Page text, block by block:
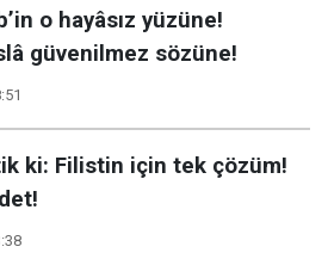
o hayâsız yüzüne!
güvenilmez sözüne!
ki: Filistin için tek çözüm!